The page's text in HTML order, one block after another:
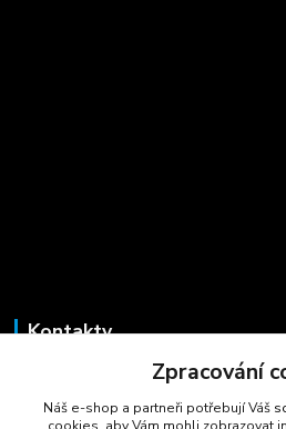
Kontakty
+420 723 725 881
(Po-Pá, 8-16 hod.)
Zpracování
Náš e-shop a partneři potřebují Váš